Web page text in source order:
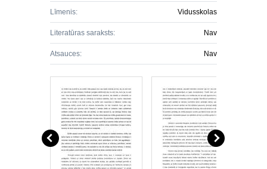
Līmenis: Vidusskolas
Literatūras saraksts: Nav
Atsauces: Nav